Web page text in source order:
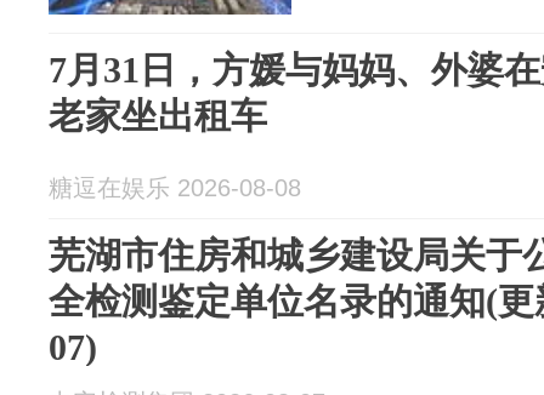
7月31日，方媛与妈妈、外婆
老家坐出租车
糖逗在娱乐 2026-08-08
芜湖市住房和城乡建设局关于
全检测鉴定单位名录的通知(更
07)